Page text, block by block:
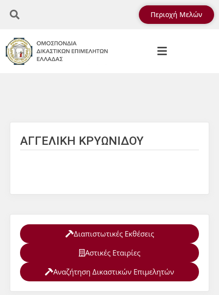
Περιοχή Μελών
ΑΓΓΕΛΙΚΗ ΚΡΥΩΝΙΔΟΥ
Διαπιστωτικές Εκθέσεις
Αστικές Εταιρίες
Αναζήτηση Δικαστικών Επιμελητών